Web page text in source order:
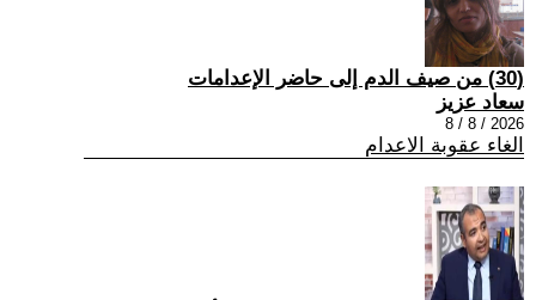
(30) من صيف الدم إلى حاضر الإعدامات
سعاد عزيز
2026 / 8 / 8
الغاء عقوبة الاعدام